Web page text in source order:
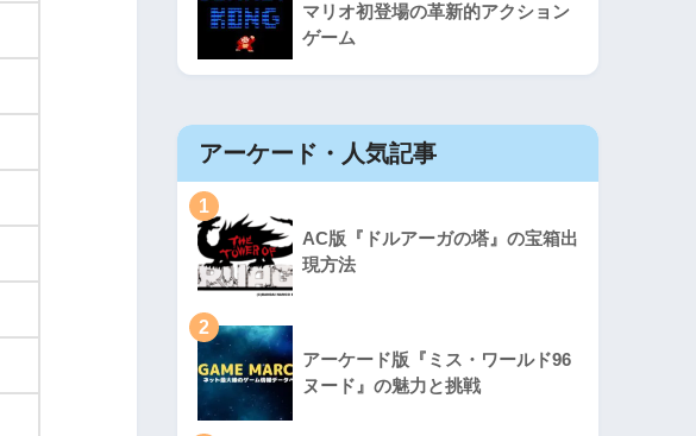
マリオ初登場の革新的アクション
ゲーム
アーケード・人気記事
1
AC版『ドルアーガの塔』の宝箱出
現方法
2
アーケード版『ミス・ワールド96
ヌード』の魅力と挑戦